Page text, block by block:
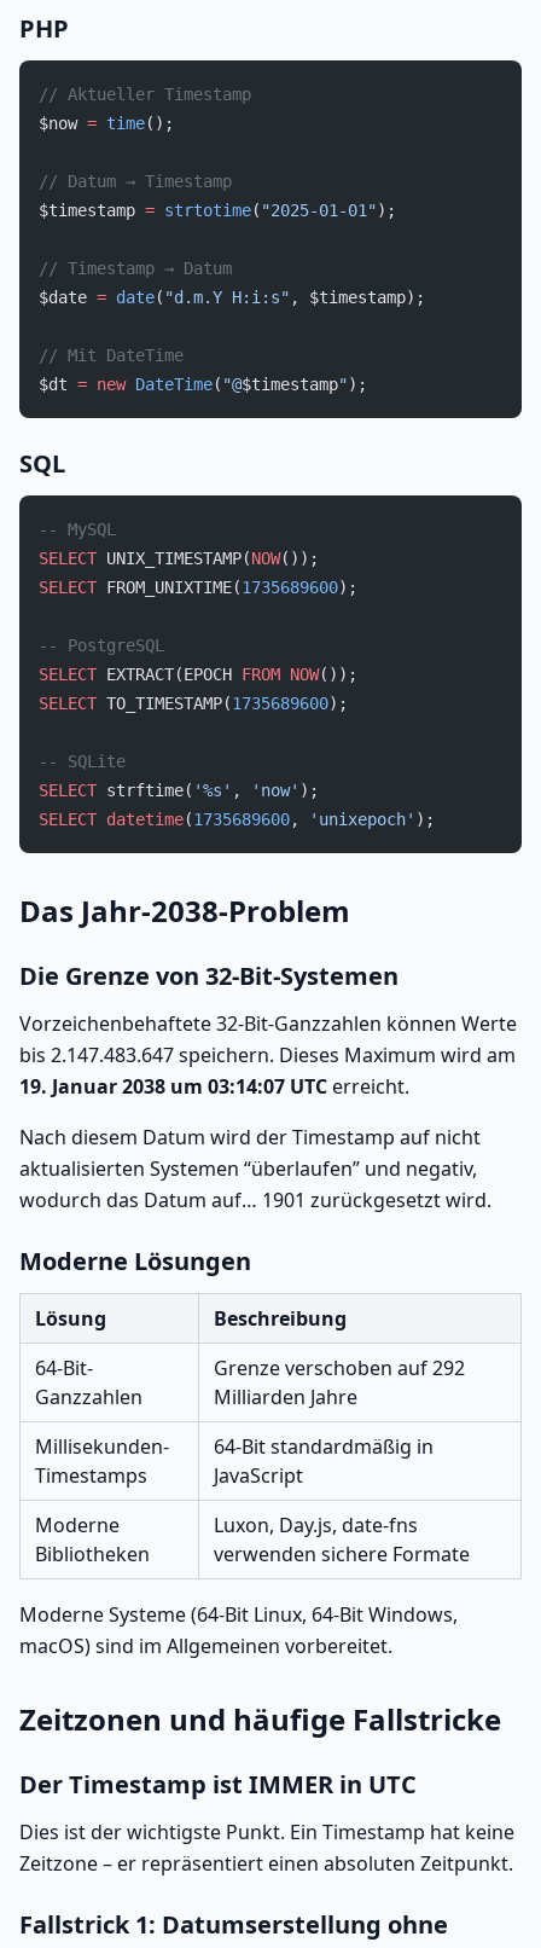
PHP
// Aktueller Timestamp
$now = time();
// Datum → Timestamp
$timestamp = strtotime( "2025-01-01");
// Timestamp → Datum
$date = date( "d.m.Y H:i:s" , $timestamp);
// Mit DateTime
$dt = new DateTime( "@$timestamp");
SQL
-- MySQL
SELECT UNIX_TIMESTAMP(NOW());
SELECT FROM_UNIXTIME(1735689600);
-- PostgreSQL
SELECT EXTRACT(EPOCH FROM NOW());
SELECT TO_TIMESTAMP(1735689600);
-- SQLite
SELECT strftime( '%s' , 'now' );
SELECT datetime(1735689600, 'unixepoch' );
Das Jahr-2038-Problem
Die Grenze von 32-Bit-Systemen
Vorzeichenbehaftete 32-Bit-Ganzzahlen können Werte
bis 2.147.483.647 speichern. Dieses Maximum wird am
19. Januar 2038 um 03:14:07 UTCerreicht.
Nach diesem Datum wird der Timestamp auf nicht
aktualisierten Systemen “überlaufen” und negativ,
wodurch das Datum auf… 1901 zurückgesetzt wird.
Moderne Lösungen
Lösung
Beschreibung
64-Bit-
Ganzzahlen
Grenze verschoben auf 292
Milliarden Jahre
Millisekunden-
Timestamps
64-Bit standardmäßig in
JavaScript
Moderne
Bibliotheken
Luxon, Day.js, date-fns
verwenden sichere Formate
Moderne Systeme (64-Bit Linux, 64-Bit Windows,
macOS) sind im Allgemeinen vorbereitet.
Zeitzonen und häufige Fallstricke
Der Timestamp ist IMMER in UTC
Dies ist der wichtigste Punkt. Ein Timestamp hat keine
Zeitzone – er repräsentiert einen absoluten Zeitpunkt.
Fallstrick 1: Datumserstellung ohne